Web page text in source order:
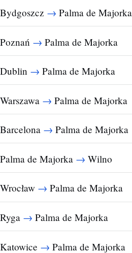
Bydgoszcz → Palma de Majorka
Poznań → Palma de Majorka
Dublin → Palma de Majorka
Warszawa → Palma de Majorka
Barcelona → Palma de Majorka
Palma de Majorka → Wilno
Wrocław → Palma de Majorka
Ryga → Palma de Majorka
Katowice → Palma de Majorka